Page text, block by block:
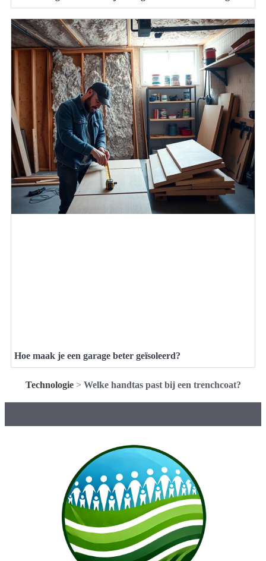
Hoe maak je een garage beter geïsoleerd?
Technologie> Welke handtas past bij een trenchcoat?